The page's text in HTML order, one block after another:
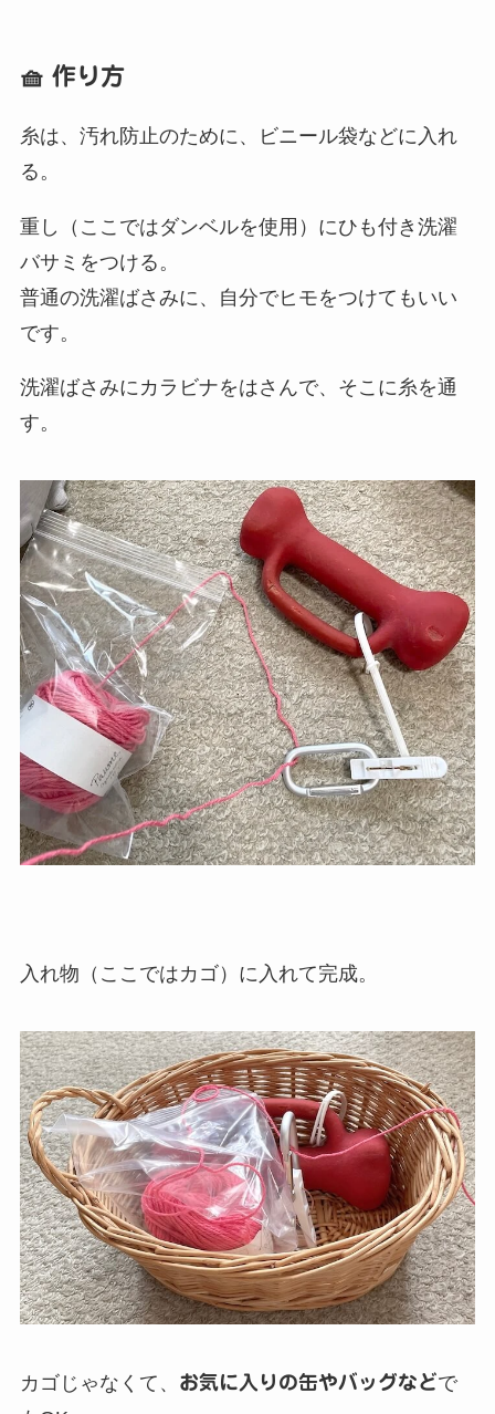
🧺 作り方
糸は、汚れ防止のために、ビニール袋などに入れ
る。
重し（ここではダンベルを使用）にひも付き洗濯
バサミをつける。
普通の洗濯ばさみに、自分でヒモをつけてもいい
です。
洗濯ばさみにカラビナをはさんで、そこに糸を通
す。
入れ物（ここではカゴ）に入れて完成。
カゴじゃなくて、 お気に入りの缶やバッグなどで